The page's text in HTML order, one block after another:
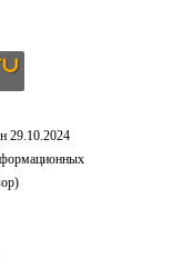
29.10.2024